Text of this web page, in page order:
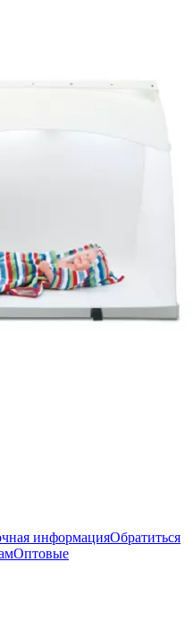
информацияОбратиться
Оптовые